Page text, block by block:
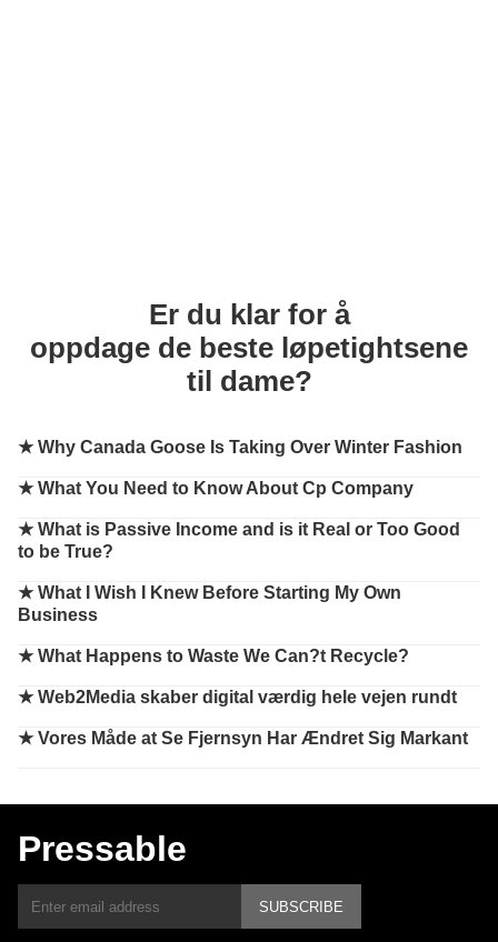
Er du klar for å
oppdage de beste løpetightsene
til dame?
★Why Canada Goose Is Taking Over Winter Fashion
★What You Need to Know About Cp Company
★What is Passive Income and is it Real or Too Good
to be True?
★What I Wish I Knew Before Starting My Own
Business
★What Happens to Waste We Can?t Recycle?
★Web2Media skaber digital værdig hele vejen rundt
★Vores Måde at Se Fjernsyn Har Ændret Sig Markant
Pressable
SUBSCRIBE